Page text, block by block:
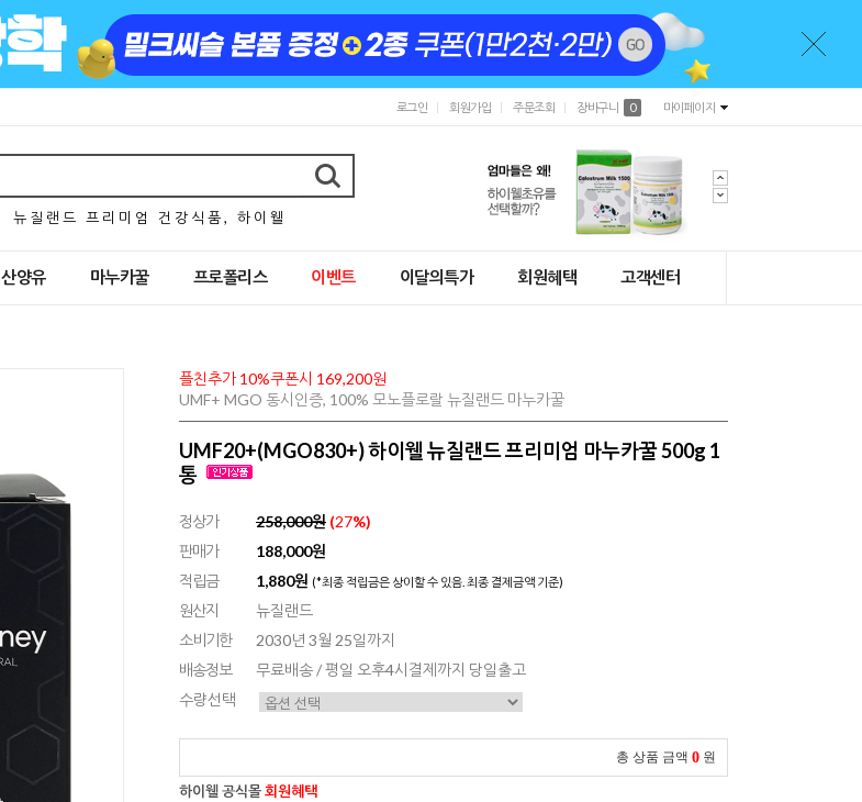
로그인 회원가입 주문조회 장바구니 0 마이페이지
뉴 질 랜 드 프 리 미 엄 건 강 식 품 , 하 이 웰
산양유 마누카꿀 프로폴리스 이벤트 이달의특가 회원혜택 고객센터
플친추가 10%쿠폰시 169,200원
UMF+ MGO 동시인증, 100% 모노플로랄 뉴질랜드 마누카꿀
UMF20+(MGO830+) 하이웰 뉴질랜드 프리미엄 마누카꿀 500g 1
통
정상가 258,000원 (27%)
판매가
188,000원
적립금
1,880원 (*최종 적립금은 상이할 수 있음. 최종 결제금액 기준)
원산지
뉴질랜드
소비기한
2030년 3월 25일까지
배송정보
무료배송 / 평일 오후4시결제까지 당일출고
수량선택
총 상품 금액 0 원
하이웰 공식몰회원혜택